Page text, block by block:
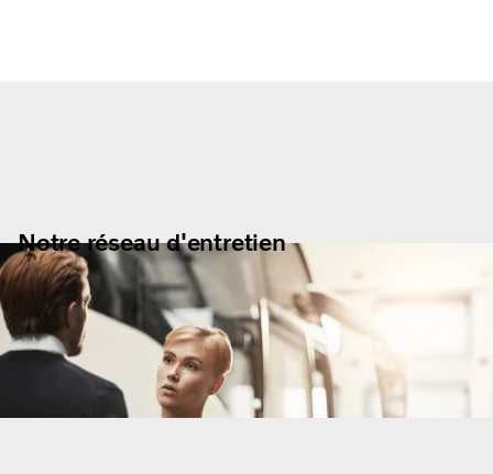
Notre réseau d'entretien